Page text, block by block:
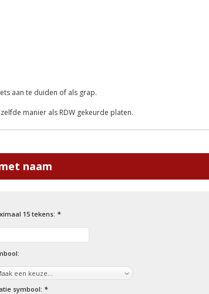
aan te duiden of als grap.
manier als RDW gekeurde platen.
naam
15 tekens: *
symbool: *